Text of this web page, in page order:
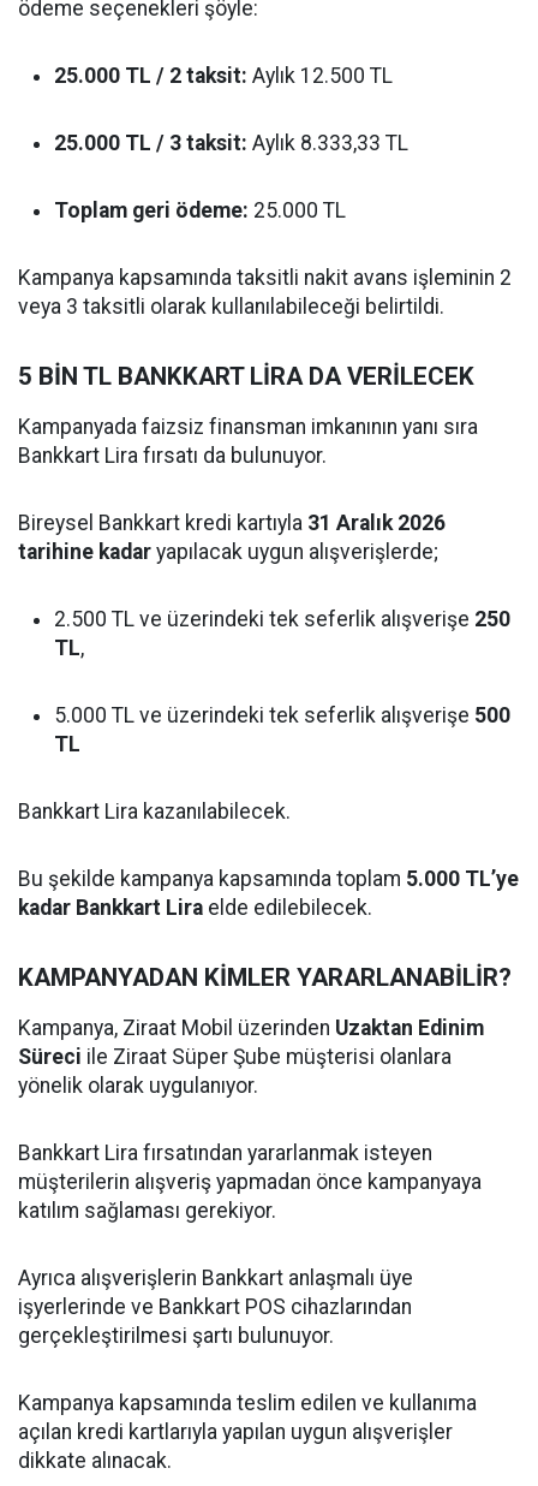
ödeme seçenekleri şöyle:
25.000 TL / 2 taksit: Aylık 12.500 TL
25.000 TL / 3 taksit: Aylık 8.333,33 TL
Toplam geri ödeme: 25.000 TL
Kampanya kapsamında taksitli nakit avans işleminin 2
veya 3 taksitli olarak kullanılabileceği belirtildi.
5 BİN TL BANKKART LİRA DA VERİLECEK
Kampanyada faizsiz finansman imkanının yanı sıra
Bankkart Lira fırsatı da bulunuyor.
Bireysel Bankkart kredi kartıyla 31 Aralık 2026
tarihine kadar yapılacak uygun alışverişlerde;
2.500 TL ve üzerindeki tek seferlik alışverişe 250
TL,
5.000 TL ve üzerindeki tek seferlik alışverişe 500
TL
Bankkart Lira kazanılabilecek.
Bu şekilde kampanya kapsamında toplam 5.000 TL’ye
kadar Bankkart Lira elde edilebilecek.
KAMPANYADAN KİMLER YARARLANABİLİR?
Kampanya, Ziraat Mobil üzerinden Uzaktan Edinim
Süreci ile Ziraat Süper Şube müşterisi olanlara
yönelik olarak uygulanıyor.
Bankkart Lira fırsatından yararlanmak isteyen
müşterilerin alışveriş yapmadan önce kampanyaya
katılım sağlaması gerekiyor.
Ayrıca alışverişlerin Bankkart anlaşmalı üye
işyerlerinde ve Bankkart POS cihazlarından
gerçekleştirilmesi şartı bulunuyor.
Kampanya kapsamında teslim edilen ve kullanıma
açılan kredi kartlarıyla yapılan uygun alışverişler
dikkate alınacak.